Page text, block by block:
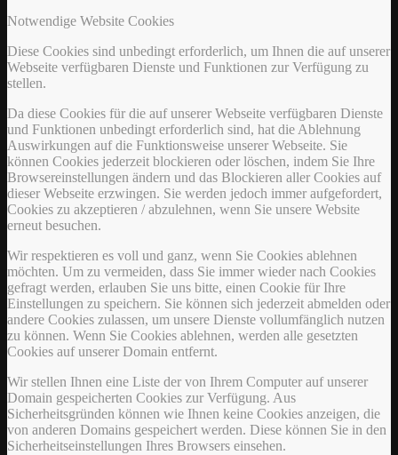
Notwendige Website Cookies
Diese Cookies sind unbedingt erforderlich, um Ihnen die auf unserer
Webseite verfügbaren Dienste und Funktionen zur Verfügung zu
stellen.
Da diese Cookies für die auf unserer Webseite verfügbaren Dienste
und Funktionen unbedingt erforderlich sind, hat die Ablehnung
Auswirkungen auf die Funktionsweise unserer Webseite. Sie
können Cookies jederzeit blockieren oder löschen, indem Sie Ihre
Browsereinstellungen ändern und das Blockieren aller Cookies auf
dieser Webseite erzwingen. Sie werden jedoch immer aufgefordert,
Cookies zu akzeptieren / abzulehnen, wenn Sie unsere Website
erneut besuchen.
Wir respektieren es voll und ganz, wenn Sie Cookies ablehnen
möchten. Um zu vermeiden, dass Sie immer wieder nach Cookies
gefragt werden, erlauben Sie uns bitte, einen Cookie für Ihre
Einstellungen zu speichern. Sie können sich jederzeit abmelden oder
andere Cookies zulassen, um unsere Dienste vollumfänglich nutzen
zu können. Wenn Sie Cookies ablehnen, werden alle gesetzten
Cookies auf unserer Domain entfernt.
Wir stellen Ihnen eine Liste der von Ihrem Computer auf unserer
Domain gespeicherten Cookies zur Verfügung. Aus
Sicherheitsgründen können wie Ihnen keine Cookies anzeigen, die
von anderen Domains gespeichert werden. Diese können Sie in den
Sicherheitseinstellungen Ihres Browsers einsehen.